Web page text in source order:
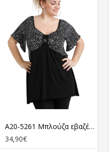
A20-5261 Μπλούζα εβαζέ με δέσιμο στο στήθος
34,90€